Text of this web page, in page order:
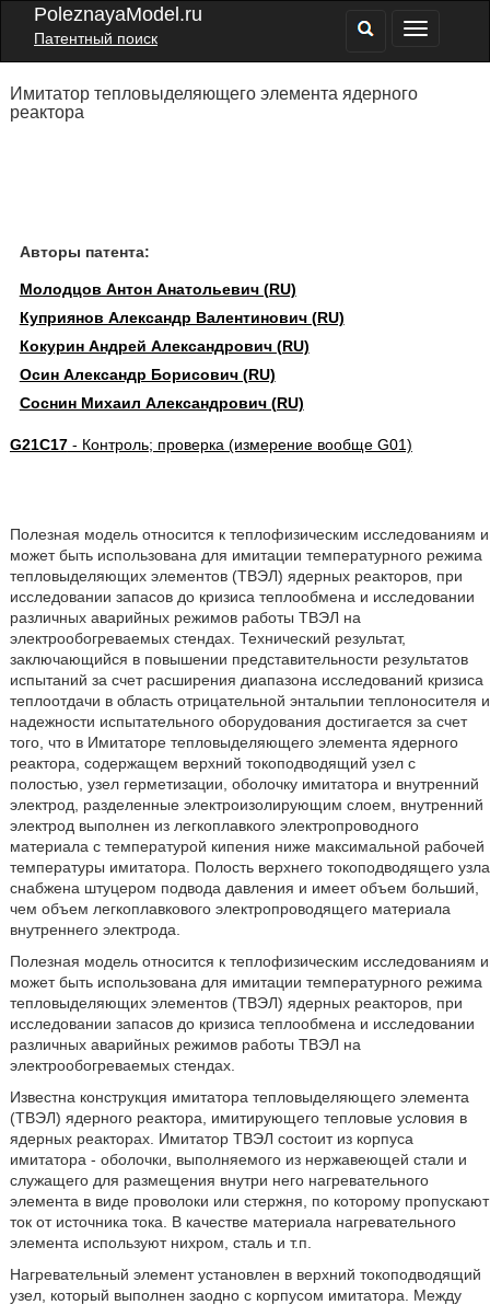
PoleznayaModel.ru
Патентный поиск
Имитатор тепловыделяющего элемента ядерного
реактора
Авторы патента:
Молодцов Антон Анатольевич (RU)
Куприянов Александр Валентинович (RU)
Кокурин Андрей Александрович (RU)
Осин Александр Борисович (RU)
Соснин Михаил Александрович (RU)
G21C17- Контроль; проверка (измерение вообще G01)
Полезная модель относится к теплофизическим исследованиям и
может быть использована для имитации температурного режима
тепловыделяющих элементов (ТВЭЛ) ядерных реакторов, при
исследовании запасов до кризиса теплообмена и исследовании
различных аварийных режимов работы ТВЭЛ на
электрообогреваемых стендах. Технический результат,
заключающийся в повышении представительности результатов
испытаний за счет расширения диапазона исследований кризиса
теплоотдачи в область отрицательной энтальпии теплоносителя и
надежности испытательного оборудования достигается за счет
того, что в Имитаторе тепловыделяющего элемента ядерного
реактора, содержащем верхний токоподводящий узел с
полостью, узел герметизации, оболочку имитатора и внутренний
электрод, разделенные электроизолирующим слоем, внутренний
электрод выполнен из легкоплавкого электропроводного
материала с температурой кипения ниже максимальной рабочей
температуры имитатора. Полость верхнего токоподводящего узла
снабжена штуцером подвода давления и имеет объем больший,
чем объем легкоплавкового электропроводящего материала
внутреннего электрода.
Полезная модель относится к теплофизическим исследованиям и
может быть использована для имитации температурного режима
тепловыделяющих элементов (ТВЭЛ) ядерных реакторов, при
исследовании запасов до кризиса теплообмена и исследовании
различных аварийных режимов работы ТВЭЛ на
электрообогреваемых стендах.
Известна конструкция имитатора тепловыделяющего элемента
(ТВЭЛ) ядерного реактора, имитирующего тепловые условия в
ядерных реакторах. Имитатор ТВЭЛ состоит из корпуса
имитатора - оболочки, выполняемого из нержавеющей стали и
служащего для размещения внутри него нагревательного
элемента в виде проволоки или стержня, по которому пропускают
ток от источника тока. В качестве материала нагревательного
элемента используют нихром, сталь и т.п.
Нагревательный элемент установлен в верхний токоподводящий
узел, который выполнен заодно с корпусом имитатора. Между